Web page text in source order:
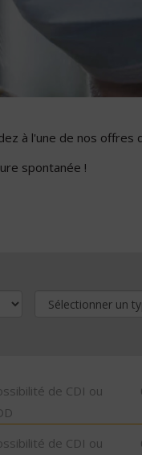
à l'une de nos offres
spontanée !
de CDI ou
de CDI ou